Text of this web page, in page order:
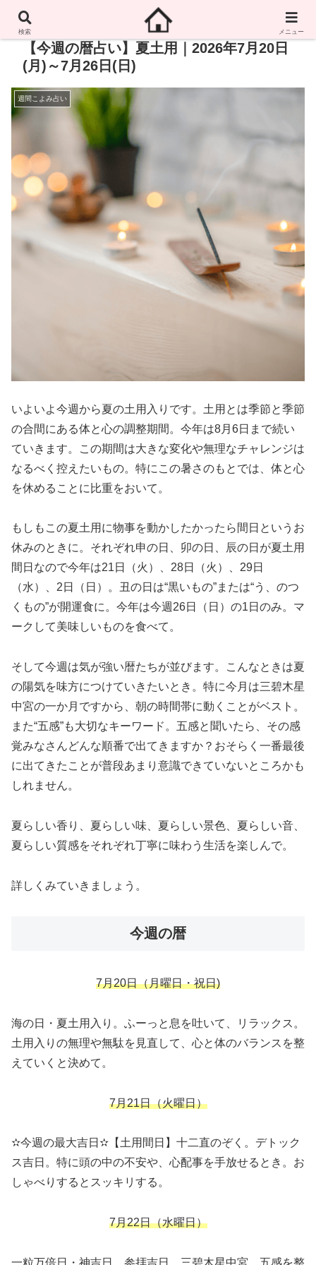
【今週の暦占い】夏土用｜2026年7月20日
(月)～7月26日(日)
週間こよみ占い
いよいよ今週から夏の土用入りです。土用とは季節と季節
の合間にある体と心の調整期間。今年は8月6日まで続い
ていきます。この期間は大きな変化や無理なチャレンジは
なるべく控えたいもの。特にこの暑さのもとでは、体と心
を休めることに比重をおいて。
もしもこの夏土用に物事を動かしたかったら間日というお
休みのときに。それぞれ申の日、卯の日、辰の日が夏土用
間日なので今年は21日（火）、28日（火）、29日
（水）、2日（日）。丑の日は“黒いもの”または“う、のつ
くもの”が開運食に。今年は今週26日（日）の1日のみ。マ
ークして美味しいものを食べて。
そして今週は気が強い暦たちが並びます。こんなときは夏
の陽気を味方につけていきたいとき。特に今月は三碧木星
中宮の一か月ですから、朝の時間帯に動くことがベスト。
また“五感”も大切なキーワード。五感と聞いたら、その感
覚みなさんどんな順番で出てきますか？おそらく一番最後
に出てきたことが普段あまり意識できていないところかも
しれません。
夏らしい香り、夏らしい味、夏らしい景色、夏らしい音、
夏らしい質感をそれぞれ丁寧に味わう生活を楽しんで。
詳しくみていきましょう。
今週の暦
7月20日（月曜日・祝日)
海の日・夏土用入り。ふーっと息を吐いて、リラックス。
土用入りの無理や無駄を見直して、心と体のバランスを整
えていくと決めて。
7月21日（火曜日）
✫今週の最大吉日✫【土用間日】十二直のぞく。デトック
ス吉日。特に頭の中の不安や、心配事を手放せるとき。お
しゃべりするとスッキリする。
7月22日（水曜日）
一粒万倍日・神吉日。参拝吉日。三碧木星中宮。五感を整
検索 メニュー